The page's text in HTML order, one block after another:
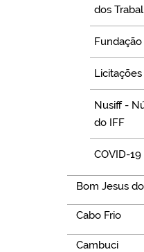
dos
Licitações
Nusiff -
do IFF
COVID-19
Bom Jesus
Cabo Frio
Cambuci